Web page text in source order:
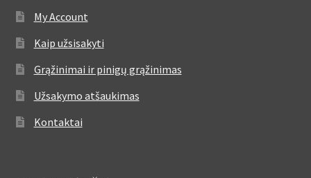
My Account
Kaip užsisakyti
Grąžinimai ir pinigų grąžinimas
Užsakymo atšaukimas
Kontaktai